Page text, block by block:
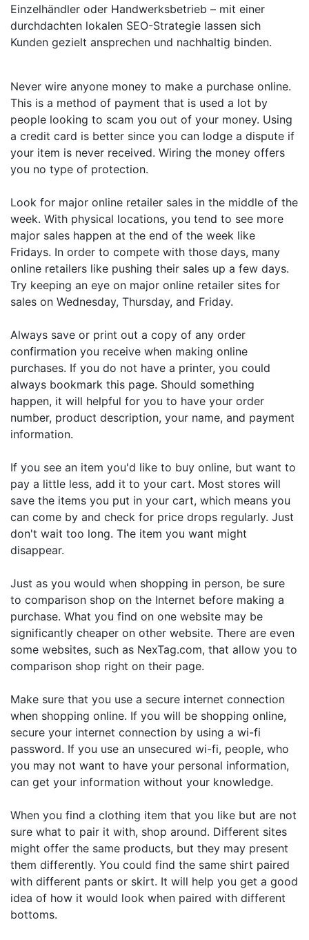
Einzelhändler oder Handwerksbetrieb – mit einer
durchdachten lokalen SEO-Strategie lassen sich
Kunden gezielt ansprechen und nachhaltig binden.
Never wire anyone money to make a purchase online.
This is a method of payment that is used a lot by
people looking to scam you out of your money. Using
a credit card is better since you can lodge a dispute if
your item is never received. Wiring the money offers
you no type of protection.
Look for major online retailer sales in the middle of the
week. With physical locations, you tend to see more
major sales happen at the end of the week like
Fridays. In order to compete with those days, many
online retailers like pushing their sales up a few days.
Try keeping an eye on major online retailer sites for
sales on Wednesday, Thursday, and Friday.
Always save or print out a copy of any order
confirmation you receive when making online
purchases. If you do not have a printer, you could
always bookmark this page. Should something
happen, it will helpful for you to have your order
number, product description, your name, and payment
information.
If you see an item you'd like to buy online, but want to
pay a little less, add it to your cart. Most stores will
save the items you put in your cart, which means you
can come by and check for price drops regularly. Just
don't wait too long. The item you want might
disappear.
Just as you would when shopping in person, be sure
to comparison shop on the Internet before making a
purchase. What you find on one website may be
significantly cheaper on other website. There are even
some websites, such as NexTag.com, that allow you to
comparison shop right on their page.
Make sure that you use a secure internet connection
when shopping online. If you will be shopping online,
secure your internet connection by using a wi-fi
password. If you use an unsecured wi-fi, people, who
you may not want to have your personal information,
can get your information without your knowledge.
When you find a clothing item that you like but are not
sure what to pair it with, shop around. Different sites
might offer the same products, but they may present
them differently. You could find the same shirt paired
with different pants or skirt. It will help you get a good
idea of how it would look when paired with different
bottoms.